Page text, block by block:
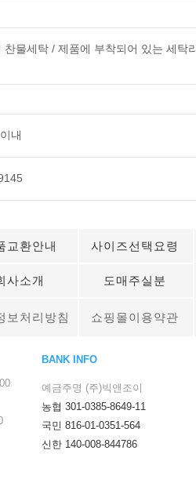
찬물세탁 / 제품에 부착되어 있는 세탁
내
교환안내 사이즈선택요령
사소개 도매주실분
보처리방침 쇼핑몰이용약관
BANK INFO
예금주명 (주)빅앤조이
농협 301-0385-8649-11
국민 816-01-0351-564
신한 140-008-844786